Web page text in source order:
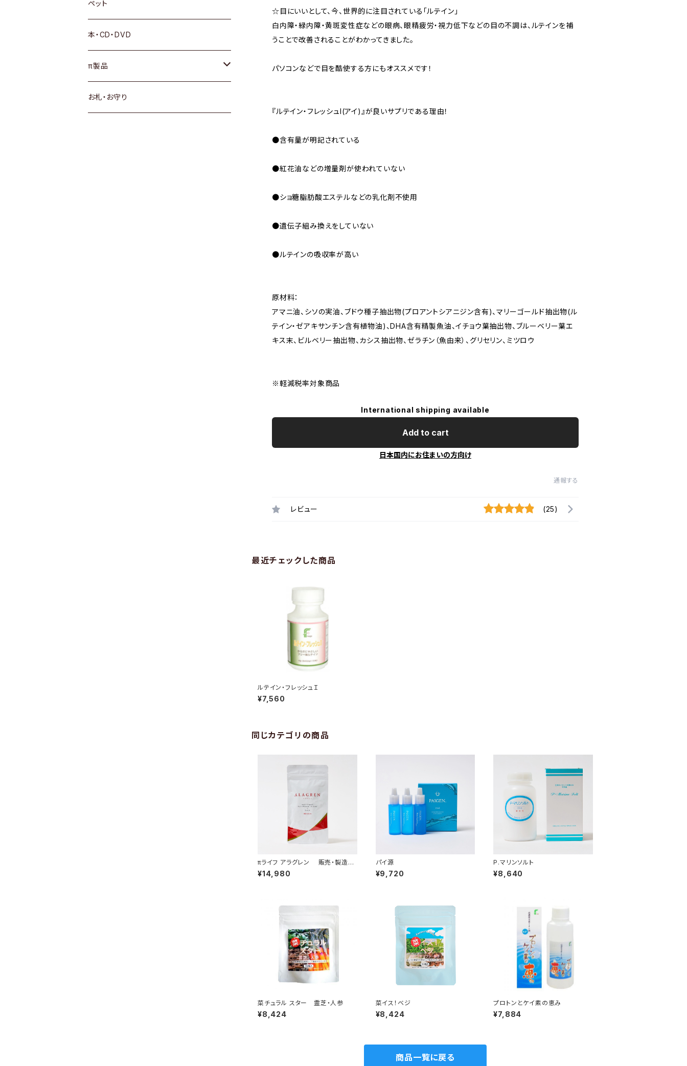
☆目にいいとして、今、世界的に注目されている「ルテイン」
白内障・緑内障・黄斑変性症などの眼病、眼精疲労・視力低下などの目の不調は、ルテインを補
うことで改善されることがわかってきました。
パソコンなどで目を酷使する方にもオススメです！
『ルテイン・フレッシュI(アイ)』が良いサプリである理由！
●含有量が明記されている
●紅花油などの増量剤が使われていない
●ショ糖脂肪酸エステルなどの乳化剤不使用
●遺伝子組み換えをしていない
●ルテインの吸収率が高い
原材料：
アマニ油、シソの実油、ブドウ種子抽出物(プロアントシアニジン含有)、マリーゴールド抽出物(ル
テイン・ゼアキサンチン含有植物油)、DHA含有精製魚油、イチョウ葉抽出物、ブルーベリー葉エ
キス末、ビルベリー抽出物、カシス抽出物、ゼラチン（魚由来）、グリセリン、ミツロウ
※軽減税率対象商品
International shipping available
Add to cart
日本国内にお住まいの方向け
通報する
レビュー (25)
最近チェックした商品
ルテイン・フレッシュＩ
¥7,560
同じカテゴリの商品
πライフ アラグレン 販売・製造終
了 11月頃に新サプリメント「アー
¥14,980
パイ源
¥9,720
P.マリンソルト
¥8,640
菜チュラル スター 霊芝・人参
¥8,424
菜イス！ベジ
¥8,424
プロトンとケイ素の恵み
¥7,884
商品一覧に戻る
ペット
本・CD・DVD
π製品
サプリメント
お札・お守り